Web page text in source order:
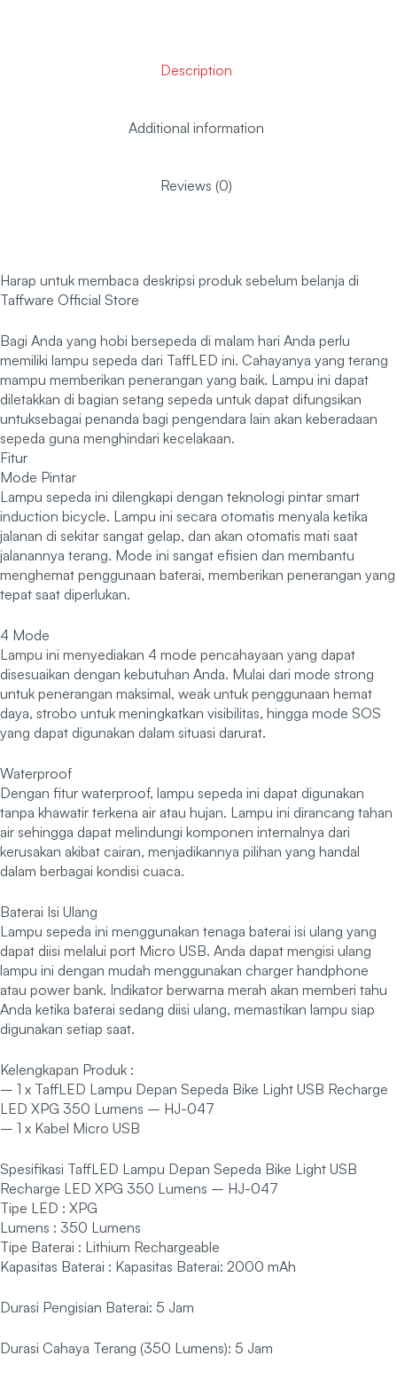
Description
Additional information
Reviews (0)
Harap untuk membaca deskripsi produk sebelum belanja di
Taffware Official Store
Bagi Anda yang hobi bersepeda di malam hari Anda perlu
memiliki lampu sepeda dari TaffLED ini. Cahayanya yang terang
mampu memberikan penerangan yang baik. Lampu ini dapat
diletakkan di bagian setang sepeda untuk dapat difungsikan
untuksebagai penanda bagi pengendara lain akan keberadaan
sepeda guna menghindari kecelakaan.
Fitur
Mode Pintar
Lampu sepeda ini dilengkapi dengan teknologi pintar smart
induction bicycle. Lampu ini secara otomatis menyala ketika
jalanan di sekitar sangat gelap, dan akan otomatis mati saat
jalanannya terang. Mode ini sangat efisien dan membantu
menghemat penggunaan baterai, memberikan penerangan yang
tepat saat diperlukan.
4 Mode
Lampu ini menyediakan 4 mode pencahayaan yang dapat
disesuaikan dengan kebutuhan Anda. Mulai dari mode strong
untuk penerangan maksimal, weak untuk penggunaan hemat
daya, strobo untuk meningkatkan visibilitas, hingga mode SOS
yang dapat digunakan dalam situasi darurat.
Waterproof
Dengan fitur waterproof, lampu sepeda ini dapat digunakan
tanpa khawatir terkena air atau hujan. Lampu ini dirancang tahan
air sehingga dapat melindungi komponen internalnya dari
kerusakan akibat cairan, menjadikannya pilihan yang handal
dalam berbagai kondisi cuaca.
Baterai Isi Ulang
Lampu sepeda ini menggunakan tenaga baterai isi ulang yang
dapat diisi melalui port Micro USB. Anda dapat mengisi ulang
lampu ini dengan mudah menggunakan charger handphone
atau power bank. Indikator berwarna merah akan memberi tahu
Anda ketika baterai sedang diisi ulang, memastikan lampu siap
digunakan setiap saat.
Kelengkapan Produk :
– 1 x TaffLED Lampu Depan Sepeda Bike Light USB Recharge
LED XPG 350 Lumens – HJ-047
– 1 x Kabel Micro USB
Spesifikasi TaffLED Lampu Depan Sepeda Bike Light USB
Recharge LED XPG 350 Lumens – HJ-047
Tipe LED : XPG
Lumens : 350 Lumens
Tipe Baterai : Lithium Rechargeable
Kapasitas Baterai : Kapasitas Baterai: 2000 mAh
Durasi Pengisian Baterai: 5 Jam
Durasi Cahaya Terang (350 Lumens): 5 Jam